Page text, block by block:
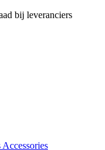
bij leveranciers